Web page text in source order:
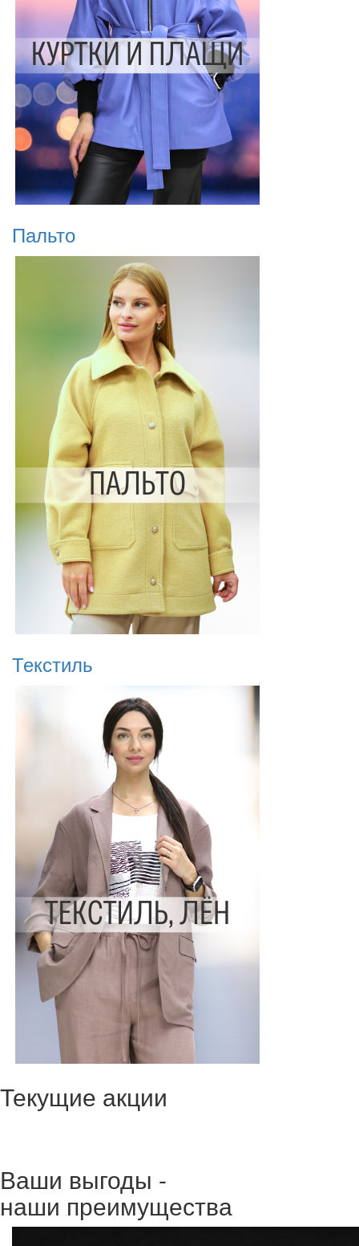
Пальто
Текстиль
Текущие акции
Ваши выгоды -
наши преимущества